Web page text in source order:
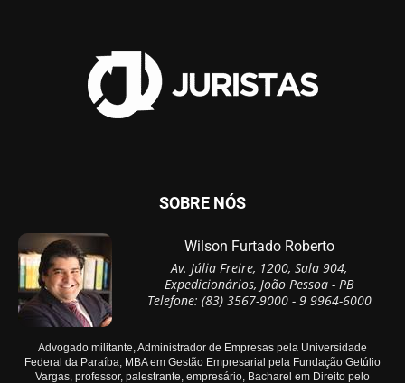
SOBRE NÓS
Wilson Furtado Roberto
Av. Júlia Freire, 1200, Sala 904,
Expedicionários, João Pessoa - PB
Telefone: (83) 3567-9000 - 9 9964-6000
Advogado militante, Administrador de Empresas pela Universidade
Federal da Paraíba, MBA em Gestão Empresarial pela Fundação Getúlio
Vargas, professor, palestrante, empresário, Bacharel em Direito pelo